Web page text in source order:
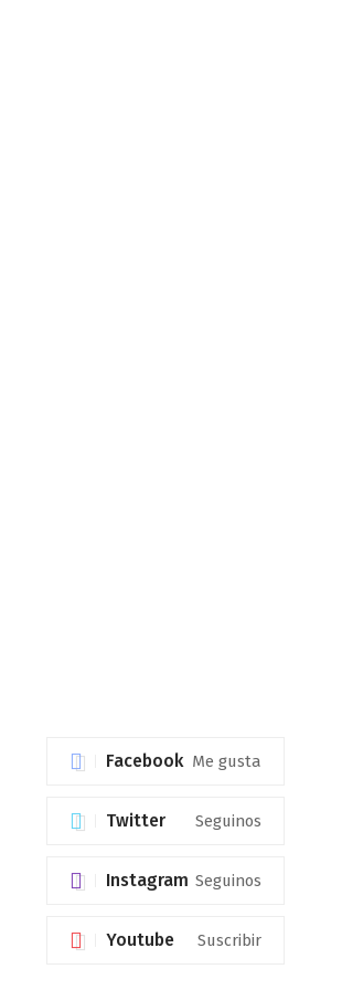
Facebook Me gusta
Twitter Seguinos
Instagram Seguinos
Youtube Suscribir